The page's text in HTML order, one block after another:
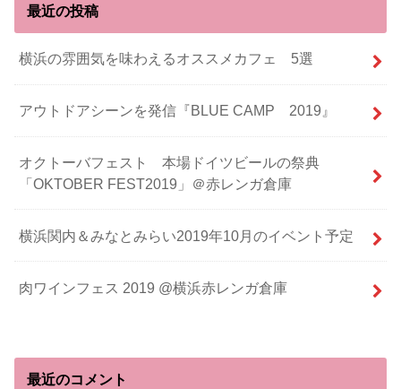
最近の投稿
横浜の雰囲気を味わえるオススメカフェ 5選
アウトドアシーンを発信『BLUE CAMP 2019』
オクトーバフェスト 本場ドイツビールの祭典
「OKTOBER FEST2019」＠赤レンガ倉庫
横浜関内＆みなとみらい2019年10月のイベント予定
肉ワインフェス 2019 @横浜赤レンガ倉庫
最近のコメント